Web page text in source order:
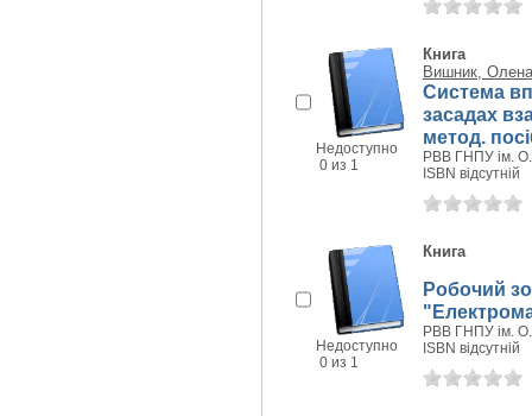
Недоступно
0 из 1
Книга
Вишник,
Система
засадах
метод.
РВВ ГНПУ ім. О.
ISBN відсутній
Недоступно
0 из 1
Книга
Робочий
РВВ ГНПУ ім. О.
ISBN відсутній